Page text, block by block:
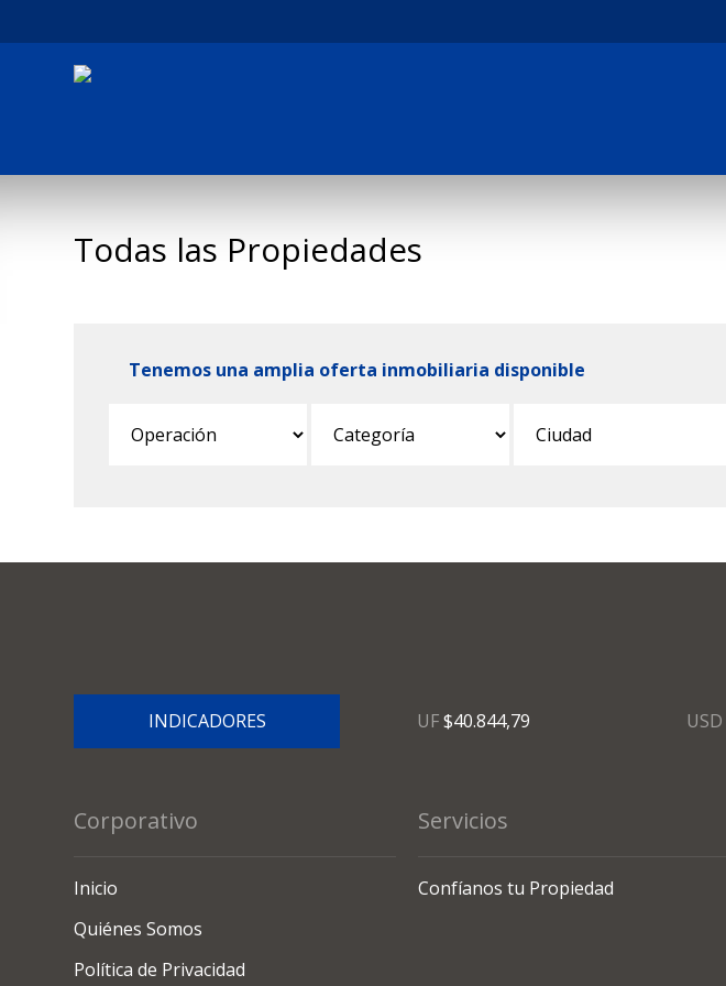
Todas las Propiedades
Tenemos una amplia oferta inmobiliaria disponible
INDICADORES UF$40.844,79 USD
Corporativo
Inicio
Quiénes Somos
Política de Privacidad
Servicios
Confíanos tu Propiedad